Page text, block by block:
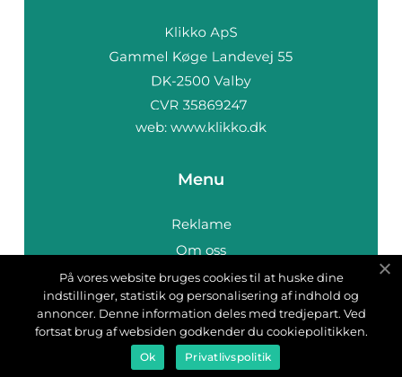
web: www.klikko.dk
Menu
Reklame
Om oss
Cookies
Kontakt Oss
Sitemap
På vores website bruges cookies til at huske dine
indstillinger, statistik og personalisering af indhold og
annoncer. Denne information deles med tredjepart. Ved
fortsat brug af websiden godkender du cookiepolitikken.
Ok Privatlivspolitik